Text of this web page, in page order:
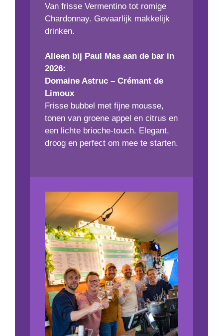
Van frisse Vermentino tot romige
Chardonnay. Gevaarlijk makkelijk
drinken.
Alleen bij Paul Mas aan de bar in
2026:
Domaine Astruc – Crémant de
Limoux
Frisse bubbel met fijne mousse,
tonen van groene appel en citrus en
een lichte brioche-touch. Elegant,
droog en perfect om mee te starten.